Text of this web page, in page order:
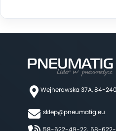
Wejherowska 37A, 84-
sklep@pneumatig.eu
58-622-49-22, 58-